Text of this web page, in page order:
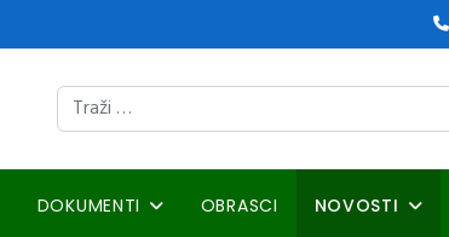
DOKUMENTI OBRASCI NOVOSTI